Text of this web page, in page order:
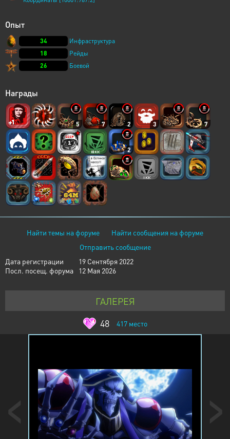
Опыт
34
Инфраструктура
18
Рейды
26
Боевой
Награды
5 7 2 3 7
2
Найти темы на форуме
Найти сообщения на форуме
Отправить сообщение
Дата регистрации
19 Сентября 2022
Посл. посещ. форума
12 Мая 2026
ГАЛЕРЕЯ
48
417место